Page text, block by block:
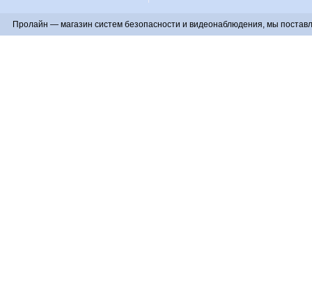
Пролайн — магазин систем безопасности и видеонаблюдения, мы